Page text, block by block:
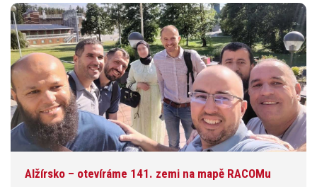
Alžírsko – otevíráme 141. zemi na mapě RACOMu